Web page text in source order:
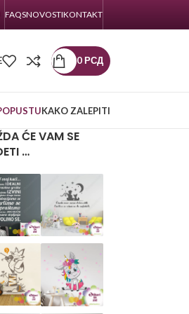
FAQSNOVOSTIKONTAKT
0РСД
KAKO ZALEPITI
ĆE VAM SE
…